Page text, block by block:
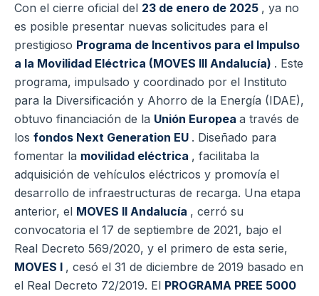
Con el cierre oficial del 23 de enero de 2025 , ya no
es posible presentar nuevas solicitudes para el
prestigioso Programa de Incentivos para el Impulso
a la Movilidad Eléctrica (MOVES III Andalucía) . Este
programa, impulsado y coordinado por el Instituto
para la Diversificación y Ahorro de la Energía (IDAE),
obtuvo financiación de la Unión Europea a través de
los fondos Next Generation EU . Diseñado para
fomentar la movilidad eléctrica , facilitaba la
adquisición de vehículos eléctricos y promovía el
desarrollo de infraestructuras de recarga. Una etapa
anterior, el MOVES II Andalucía , cerró su
convocatoria el 17 de septiembre de 2021, bajo el
Real Decreto 569/2020, y el primero de esta serie,
MOVES I , cesó el 31 de diciembre de 2019 basado en
el Real Decreto 72/2019. El PROGRAMA PREE 5000